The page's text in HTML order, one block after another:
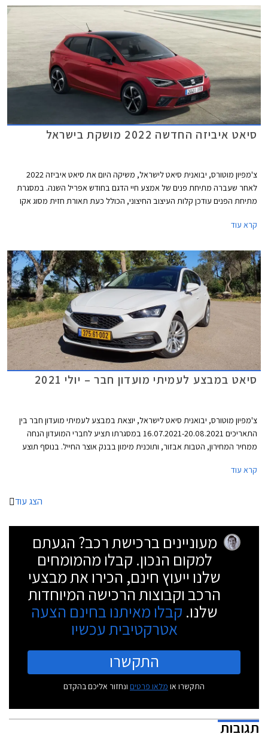
סיאט איביזה החדשה 2022 מושקת בישראל
צ'מפיון מוטורס, יבואנית סיאט לישראל, משיקה היום את סיאט איביזה 2022
לאחר שעברה מתיחת פנים של אמצע חיי הדגם בחודש אפריל השנה. במסגרת
מתיחת הפנים עודכן קלות העיצוב החיצוני, הכולל כעת תאורת חזית מסוג אקו
בסגנון כתב יד.
קרא עוד
סיאט במבצע לעמיתי מועדון חבר – יולי 2021
צ'מפיון מוטורס, יבואנית סיאט לישראל, יוצאת במבצע לעמיתי מועדון חבר בין
התאריכים 16.07.2021-20.08.2021 במסגרתו תציע לחברי המועדון הנחה
ממחיר המחירון, הטבות אבזור, ותוכנית מימון בבנק אוצר החייל. בנוסף תוצע
ברכישת אבזור בהתקנה מקומית.
קרא עוד
הצג עוד
מעוניינים ברכישת רכב? הגעתם
למקום הנכון. קבלו מהמומחים
שלנו ייעוץ חינם, הכירו את מבצעי
הרכב וקבוצות הרכישה המיוחדות
שלנו. קבלו מאיתנו בחינם הצעה
אטרקטיבית עכשיו
התקשרו
התקשרו או מלאו פרטים ונחזור אליכם בהקדם
תגובות